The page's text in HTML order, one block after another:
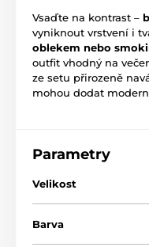
Vsaďte na kontrast –
vyniknout vrstvení i
oblekem nebo
outfit vhodný na
ze setu přirozeně
mohou dodat
Parametry
Velikost
Barva